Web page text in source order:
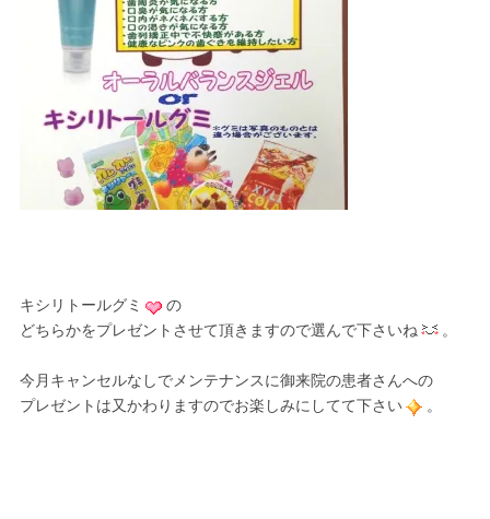
キシリトールグミ
の
どちらかをプレゼントさせて頂きますので選んで下さいね
。
今月キャンセルなしでメンテナンスに御来院の患者さんへの
プレゼントは又かわりますのでお楽しみにしてて下さい
。